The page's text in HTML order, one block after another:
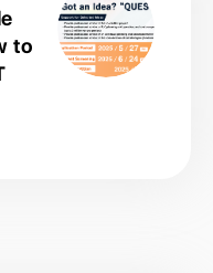
to